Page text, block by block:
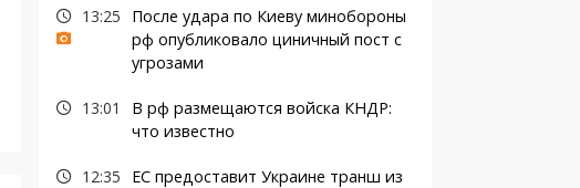
13:25
После удара по Киеву минобороны
рф опубликовало циничный пост с
угрозами
13:01
В рф размещаются войска КНДР:
что известно
12:35
ЕС предоставит Украине транш из